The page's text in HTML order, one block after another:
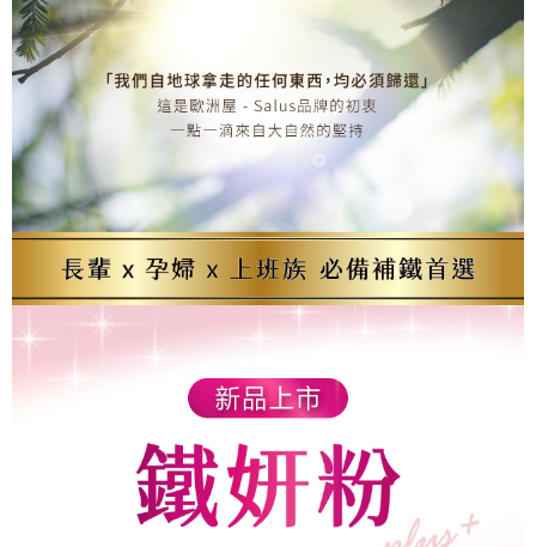
１．透過由恩沛科技股份有限公司提供之「AFTEE先享後付」服務完成之交
易，需依本服務之必要範圍內提供個人資料，並將交易相關給付款項請求債
權轉讓予恩沛科技股份有限公司。
２．關於個人資料處理事宜，請瀏覽以下網址：
https://aftee.tw/terms/#terms3
３．未成年的使用者請事先徵得法定代理人或監護人之同意方可使用
「AFTEE先享後付」，若未經同意申辦者引起之損失，本公司不負相關責
任。
４．使用「AFTEE先享後付」時，將依據個別帳號之用戶狀況，依本公司即
時審查核予不同之上限額度；若仍有額度不足之情形，本公司將視審查結果
請求用戶進行身份認證。
恩沛科技股份有限公司將有權停止該用戶之使用額度並採取法律行動。